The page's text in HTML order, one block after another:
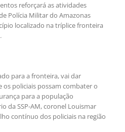
reforçará as atividades
Polícia Militar do Amazonas
localizado na tríplice fronteira
para a fronteira, vai dar
os policiais possam combater o
para a população
da SSP-AM, coronel Louismar
contínuo dos policiais na região